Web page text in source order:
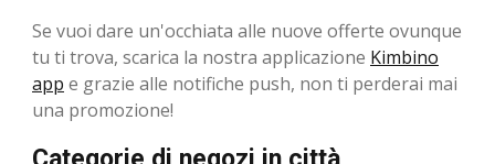
Se vuoi dare un'occhiata alle nuove offerte ovunque
tu ti trova, scarica la nostra applicazione Kimbino
app e grazie alle notifiche push, non ti perderai mai
una promozione!